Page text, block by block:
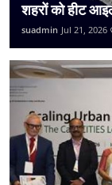
शहरों को हीट
suadmin Jul 21, 2026